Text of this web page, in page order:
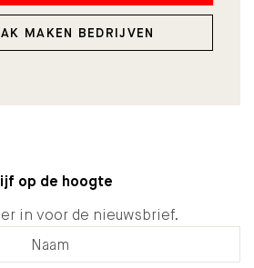
MAKEN BEDRIJVEN
op de hoogte
in voor de nieuwsbrief.